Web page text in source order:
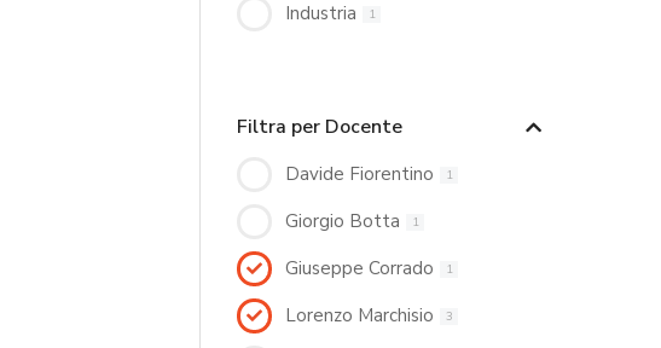
Industria 1
Filtra per Docente
Davide Fiorentino 1
Giorgio Botta 1
Giuseppe Corrado 1
Lorenzo Marchisio 3